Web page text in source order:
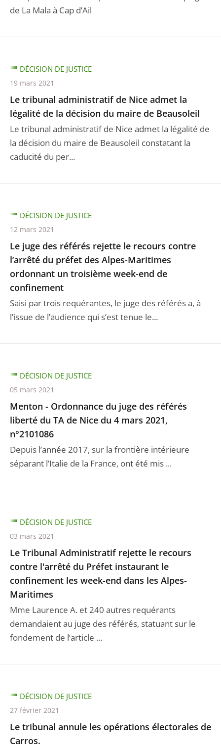
de La Mala à Cap d’Ail
Le tribunal administratif de Nice admet la
légalité de la décision du maire de Beausoleil
Le tribunal administratif de Nice admet la légalité de
la décision du maire de Beausoleil constatant la
caducité du per...
DÉCISION DE JUSTICE
19 mars 2021
Le juge des référés rejette le recours contre
l’arrêté du préfet des Alpes-Maritimes
ordonnant un troisième week-end de
confinement
Saisi par trois requérantes, le juge des référés a, à
l’issue de l’audience qui s’est tenue le...
DÉCISION DE JUSTICE
12 mars 2021
Menton - Ordonnance du juge des référés
liberté du TA de Nice du 4 mars 2021,
n°2101086
Depuis l’année 2017, sur la frontière intérieure
séparant l’Italie de la France, ont été mis ...
DÉCISION DE JUSTICE
05 mars 2021
Le Tribunal Administratif rejette le recours
contre l'arrêté du Préfet instaurant le
confinement les week-end dans les Alpes-
Maritimes
Mme Laurence A. et 240 autres requérants
demandaient au juge des référés, statuant sur le
fondement de l’article ...
DÉCISION DE JUSTICE
03 mars 2021
Le tribunal annule les opérations électorales de
Carros.
DÉCISION DE JUSTICE
27 février 2021